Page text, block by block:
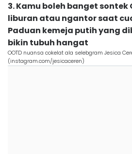
3. Kamu boleh banget sontek
liburan atau ngantor saat
Paduan kemeja putih yang
bikin tubuh hangat
OOTD nuansa cokelat ala selebgram Jesica
(instagram.com/jesicaceren)